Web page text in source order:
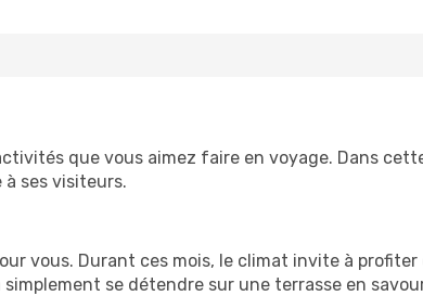
que vous aimez faire en voyage. Dans
ses visiteurs.
vous. Durant ces mois, le climat invite à profiter
se détendre sur une terrasse en